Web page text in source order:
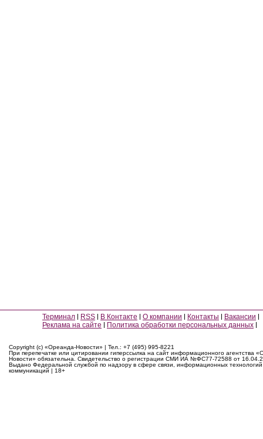
Терминал RSS В Контакте О компании Контакты
Вакансии
Реклама на сайте
Политика обработки персональных данных
Copyright (c) «Ореанда-Новости» | Тел.: +7 (495) 995-8221
При перепечатке или цитировании гиперссылка на сайт информационного агентства
Новости» обязательна. Свидетельство о регистрации СМИ ИА №ФС77-72588 от
Выдано Федеральной службой по надзору в сфере связи, информационных
коммуникаций | 18+